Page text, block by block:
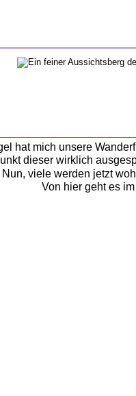
hat mich unsere
dieser wirklich
Nun, viele werden jetzt
Von hier geht es